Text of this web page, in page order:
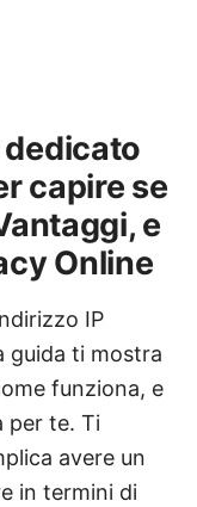
capire se
e
Online
IP
guida ti mostra
funziona, e
per te. Ti
avere un
in termini di